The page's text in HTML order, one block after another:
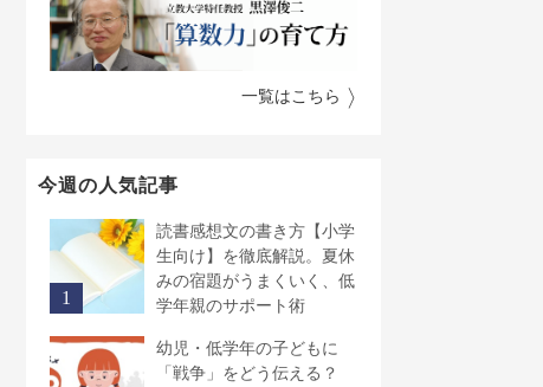
一覧はこちら
今週の人気記事
読書感想文の書き方【小学
生向け】を徹底解説。夏休
みの宿題がうまくいく、低
学年親のサポート術
幼児・低学年の子どもに
「戦争」をどう伝える？